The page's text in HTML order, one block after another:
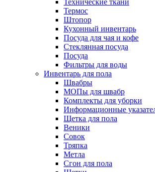
Технические ткани
Термос
Штопор
Кухонный инвентарь
Посуда для чая и кофе
Стеклянная посуда
Посуда
Фильтры для воды
Инвентарь для пола
Швабры
МОПы для швабр
Комплекты для уборки
Информационные
Щетка для пола
Веники
Совок
Тряпка
Метла
Сгон для пола